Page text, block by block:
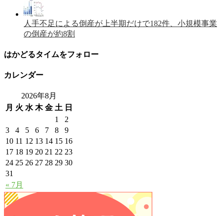
人手不足による倒産が上半期だけで182件、小規模事業
の倒産が約8割
はかどるタイムをフォロー
カレンダー
2026年8月
月 火 水 木 金 土 日
« 7月
1
2
3
4 5 6 7 8
9
10 11 12 13 14 15 16
17 18 19 20 21 22 23
24 25 26 27 28 29 30
31